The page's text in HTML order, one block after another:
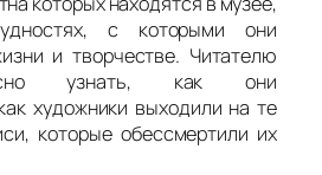
с которыми они
и творчестве. Читателю
узнать, как они
художники выходили на те
которые обессмертили их